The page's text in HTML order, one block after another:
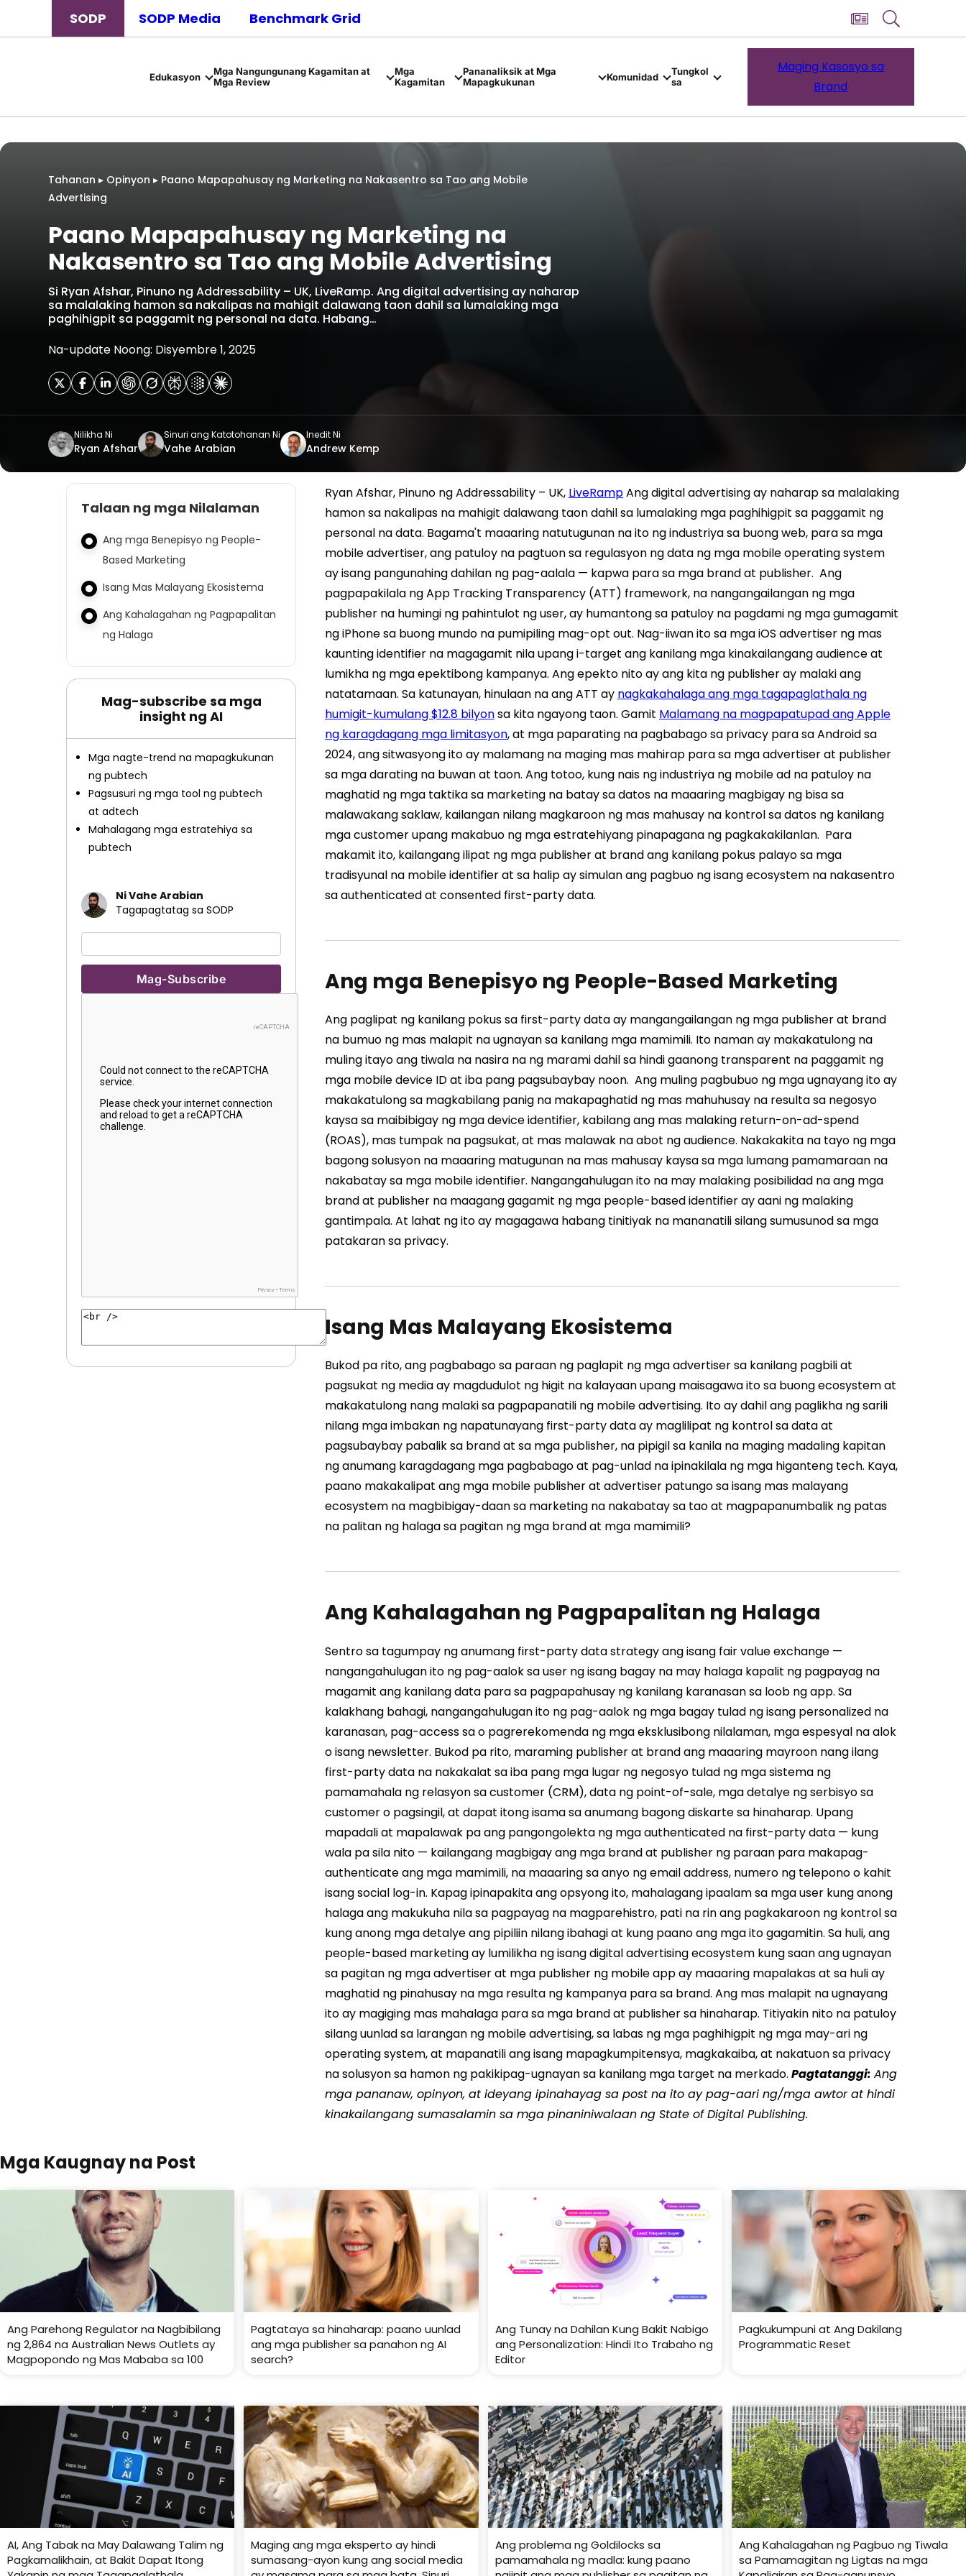
SODP SODP Media Benchmark Grid
Edukasyon
Mga Nangungunang Kagamitan at
Mga Review
Mga
Kagamitan
Pananaliksik at Mga
Mapagkukunan
Komunidad
Tungkol
sa
Maging Kasosyo sa
Brand
Tahanan ▸ Opinyon ▸ Paano Mapapahusay ng Marketing na Nakasentro sa Tao ang Mobile
Advertising
Paano Mapapahusay ng Marketing na
Nakasentro sa Tao ang Mobile Advertising
Si Ryan Afshar, Pinuno ng Addressability – UK, LiveRamp. Ang digital advertising ay naharap
sa malalaking hamon sa nakalipas na mahigit dalawang taon dahil sa lumalaking mga
paghihigpit sa paggamit ng personal na data. Habang…
Na-update Noong: Disyembre 1, 2025
Nilikha Ni
Ryan Afshar
Sinuri ang Katotohanan Ni
Vahe Arabian
Inedit Ni
Andrew Kemp
Talaan ng mga Nilalaman
Ang mga Benepisyo ng People-
Based Marketing
Isang Mas Malayang Ekosistema
Ang Kahalagahan ng Pagpapalitan
ng Halaga
Mag-subscribe sa mga
insight ng AI
Mga nagte-trend na mapagkukunan
ng pubtech
Pagsusuri ng mga tool ng pubtech
at adtech
Mahalagang mga estratehiya sa
pubtech
Ni Vahe Arabian
Tagapagtatag sa SODP
Ryan Afshar, Pinuno ng Addressability – UK, LiveRampAng digital advertising ay naharap sa malalaking
hamon sa nakalipas na mahigit dalawang taon dahil sa lumalaking mga paghihigpit sa paggamit ng
personal na data. Bagama't maaaring natutugunan na ito ng industriya sa buong web, para sa mga
mobile advertiser, ang patuloy na pagtuon sa regulasyon ng data ng mga mobile operating system
ay isang pangunahing dahilan ng pag-aalala — kapwa para sa mga brand at publisher. Ang
pagpapakilala ng App Tracking Transparency (ATT) framework, na nangangailangan ng mga
publisher na humingi ng pahintulot ng user, ay humantong sa patuloy na pagdami ng mga gumagamit
ng iPhone sa buong mundo na pumipiling mag-opt out. Nag-iiwan ito sa mga iOS advertiser ng mas
kaunting identifier na magagamit nila upang i-target ang kanilang mga kinakailangang audience at
lumikha ng mga epektibong kampanya. Ang epekto nito ay ang kita ng publisher ay malaki ang
natatamaan. Sa katunayan, hinulaan na ang ATT ay nagkakahalaga ang mga tagapaglathala ng
humigit-kumulang $12.8 bilyonsa kita ngayong taon. Gamit Malamang na magpapatupad ang Apple
ng karagdagang mga limitasyon, at mga paparating na pagbabago sa privacy para sa Android sa
2024, ang sitwasyong ito ay malamang na maging mas mahirap para sa mga advertiser at publisher
sa mga darating na buwan at taon. Ang totoo, kung nais ng industriya ng mobile ad na patuloy na
maghatid ng mga taktika sa marketing na batay sa datos na maaaring magbigay ng bisa sa
malawakang saklaw, kailangan nilang magkaroon ng mas mahusay na kontrol sa datos ng kanilang
mga customer upang makabuo ng mga estratehiyang pinapagana ng pagkakakilanlan. Para
makamit ito, kailangang ilipat ng mga publisher at brand ang kanilang pokus palayo sa mga
tradisyunal na mobile identifier at sa halip ay simulan ang pagbuo ng isang ecosystem na nakasentro
sa authenticated at consented first-party data.
Ang mga Benepisyo ng People-Based Marketing
Ang paglipat ng kanilang pokus sa first-party data ay mangangailangan ng mga publisher at brand
na bumuo ng mas malapit na ugnayan sa kanilang mga mamimili. Ito naman ay makakatulong na
muling itayo ang tiwala na nasira na ng marami dahil sa hindi gaanong transparent na paggamit ng
mga mobile device ID at iba pang pagsubaybay noon. Ang muling pagbubuo ng mga ugnayang ito ay
makakatulong sa magkabilang panig na makapaghatid ng mas mahuhusay na resulta sa negosyo
kaysa sa maibibigay ng mga device identifier, kabilang ang mas malaking return-on-ad-spend
(ROAS), mas tumpak na pagsukat, at mas malawak na abot ng audience. Nakakakita na tayo ng mga
bagong solusyon na maaaring matugunan na mas mahusay kaysa sa mga lumang pamamaraan na
nakabatay sa mga mobile identifier. Nangangahulugan ito na may malaking posibilidad na ang mga
brand at publisher na maagang gagamit ng mga people-based identifier ay aani ng malaking
gantimpala. At lahat ng ito ay magagawa habang tinitiyak na mananatili silang sumusunod sa mga
patakaran sa privacy.
Isang Mas Malayang Ekosistema
Bukod pa rito, ang pagbabago sa paraan ng paglapit ng mga advertiser sa kanilang pagbili at
pagsukat ng media ay magdudulot ng higit na kalayaan upang maisagawa ito sa buong ecosystem at
makakatulong nang malaki sa pagpapanatili ng mobile advertising. Ito ay dahil ang paglikha ng sarili
nilang mga imbakan ng napatunayang first-party data ay maglilipat ng kontrol sa data at
pagsubaybay pabalik sa brand at sa mga publisher, na pipigil sa kanila na maging madaling kapitan
ng anumang karagdagang mga pagbabago at pag-unlad na ipinakilala ng mga higanteng tech. Kaya,
paano makakalipat ang mga mobile publisher at advertiser patungo sa isang mas malayang
ecosystem na magbibigay-daan sa marketing na nakabatay sa tao at magpapanumbalik ng patas
na palitan ng halaga sa pagitan ng mga brand at mga mamimili?
Ang Kahalagahan ng Pagpapalitan ng Halaga
Sentro sa tagumpay ng anumang first-party data strategy ang isang fair value exchange —
nangangahulugan ito ng pag-aalok sa user ng isang bagay na may halaga kapalit ng pagpayag na
magamit ang kanilang data para sa pagpapahusay ng kanilang karanasan sa loob ng app. Sa
kalakhang bahagi, nangangahulugan ito ng pag-aalok ng mga bagay tulad ng isang personalized na
karanasan, pag-access sa o pagrerekomenda ng mga eksklusibong nilalaman, mga espesyal na alok
o isang newsletter. Bukod pa rito, maraming publisher at brand ang maaaring mayroon nang ilang
first-party data na nakakalat sa iba pang mga lugar ng negosyo tulad ng mga sistema ng
pamamahala ng relasyon sa customer (CRM), data ng point-of-sale, mga detalye ng serbisyo sa
customer o pagsingil, at dapat itong isama sa anumang bagong diskarte sa hinaharap. Upang
mapadali at mapalawak pa ang pangongolekta ng mga authenticated na first-party data — kung
wala pa sila nito — kailangang magbigay ang mga brand at publisher ng paraan para makapag-
authenticate ang mga mamimili, na maaaring sa anyo ng email address, numero ng telepono o kahit
isang social log-in. Kapag ipinapakita ang opsyong ito, mahalagang ipaalam sa mga user kung anong
halaga ang makukuha nila sa pagpayag na magparehistro, pati na rin ang pagkakaroon ng kontrol sa
kung anong mga detalye ang pipiliin nilang ibahagi at kung paano ang mga ito gagamitin. Sa huli, ang
people-based marketing ay lumilikha ng isang digital advertising ecosystem kung saan ang ugnayan
sa pagitan ng mga advertiser at mga publisher ng mobile app ay maaaring mapalakas at sa huli ay
maghatid ng pinahusay na mga resulta ng kampanya para sa brand. Ang mas malapit na ugnayang
ito ay magiging mas mahalaga para sa mga brand at publisher sa hinaharap. Titiyakin nito na patuloy
silang uunlad sa larangan ng mobile advertising, sa labas ng mga paghihigpit ng mga may-ari ng
operating system, at mapanatili ang isang mapagkumpitensya, magkakaiba, at nakatuon sa privacy
na solusyon sa hamon ng pakikipag-ugnayan sa kanilang mga target na merkado. Pagtatanggi: Ang
mga pananaw, opinyon, at ideyang ipinahayag sa post na ito ay pag-aari ng/mga awtor at hindi
kinakailangang sumasalamin sa mga pinaniniwalaan ng State of Digital Publishing.
Mga Kaugnay na Post
Ang Parehong Regulator na Nagbibilang
ng 2,864 na Australian News Outlets ay
Magpopondo ng Mas Mababa sa 100
Pagtataya sa hinaharap: paano uunlad
ang mga publisher sa panahon ng AI
search?
Ang Tunay na Dahilan Kung Bakit Nabigo
ang Personalization: Hindi Ito Trabaho ng
Editor
Pagkukumpuni at Ang Dakilang
Programmatic Reset
AI, Ang Tabak na May Dalawang Talim ng
Pagkamalikhain, at Bakit Dapat Itong
Maging ang mga eksperto ay hindi
sumasang-ayon kung ang social media
Ang problema ng Goldilocks sa
pamamahala ng madla: kung paano
Ang Kahalagahan ng Pagbuo ng Tiwala
sa Pamamagitan ng Ligtas na mga